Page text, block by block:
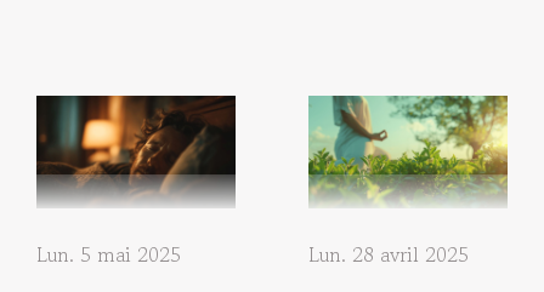
Lun. 5 mai 2025
Lun. 28 avril 2025